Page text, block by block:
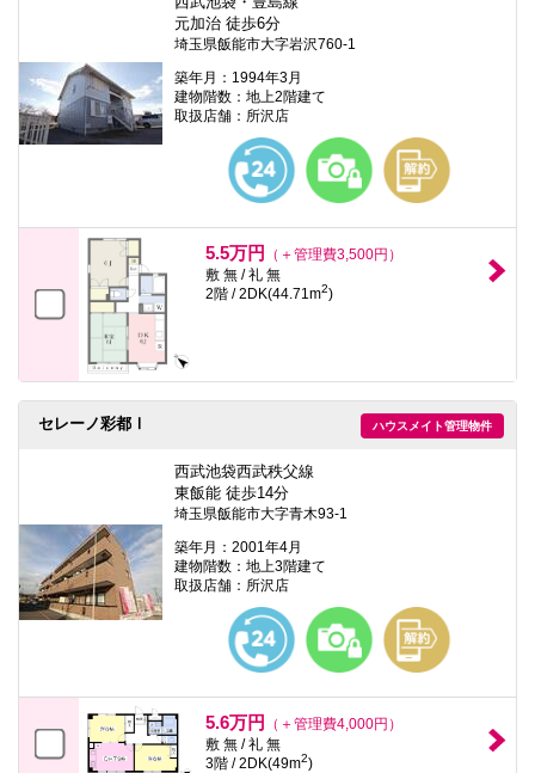
元加治 徒歩6分
埼玉県飯能市大字岩沢760-1
築年月：1994年3月
建物階数：地上2階建て
取扱店舗：所沢店
5.5万円
（＋管理費3,500円）
敷 無 / 礼 無
2階 / 2DK(44.71m2)
ハウスメイト管理物件
セレーノ彩都Ⅰ
西武池袋西武秩父線
東飯能 徒歩14分
埼玉県飯能市大字青木93-1
築年月：2001年4月
建物階数：地上3階建て
取扱店舗：所沢店
5.6万円
（＋管理費4,000円）
敷 無 / 礼 無
3階 / 2DK(49m2)